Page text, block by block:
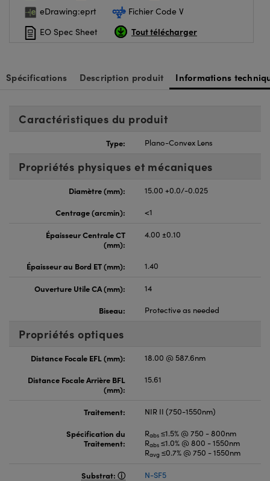
eDrawing:eprt
Fichier Code V
EO Spec Sheet
Tout télécharger
Spécifications Description produit Informations
Caractéristiques du produit
Type: Plano-Convex Lens
Propriétés physiques et mécaniques
Diamètre (mm):
15.00 +0.0/-0.025
Centrage (arcmin):
<1
Épaisseur Centrale CT
(mm):
4.00 ±0.10
Épaisseur au Bord ET (mm): 1.40
Ouverture Utile CA (mm):
14
Biseau:
Protective as needed
Propriétés optiques
Distance Focale EFL (mm):
18.00 @ 587.6nm
Distance Focale Arrière BFL
(mm):
15.61
Traitement:
NIR II (750-1550nm)
Spécification du
Traitement:
Rabs ≤1.5% @ 750 - 800nm
Rabs ≤1.0% @ 800 - 1550nm
Ravg ≤0.7% @ 750 - 1550nm
Substrat: N-SF5